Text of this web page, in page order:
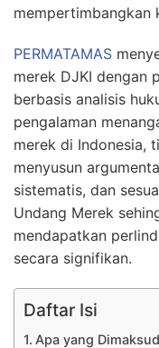
mempertimbangkan
PERMATAMAS
merek DJKI dengan
berbasis analisis
pengalaman
merek di Indonesia,
menyusun
sistematis, dan
Undang Merek
mendapatkan
secara signifikan.
Daftar Isi
Apa yang